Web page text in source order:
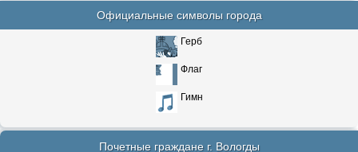
Официальные символы города
Герб
Флаг
Гимн
Почетные граждане г. Вологды